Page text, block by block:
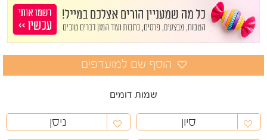
שמות דומים
סיון
ניסן